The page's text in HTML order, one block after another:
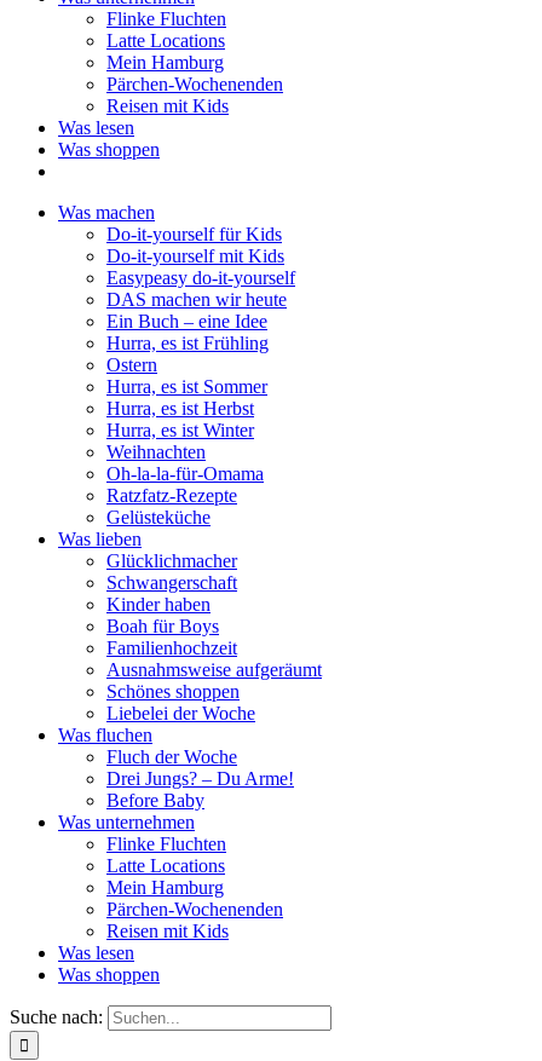
Flinke Fluchten
Latte Locations
Mein Hamburg
Pärchen-Wochenenden
Reisen mit Kids
Was lesen
Was shoppen
Was machen
Do-it-yourself für Kids
Do-it-yourself mit Kids
Easypeasy do-it-yourself
DAS machen wir heute
Ein Buch – eine Idee
Hurra, es ist Frühling
Ostern
Hurra, es ist Sommer
Hurra, es ist Herbst
Hurra, es ist Winter
Weihnachten
Oh-la-la-für-Omama
Ratzfatz-Rezepte
Gelüsteküche
Was lieben
Glücklichmacher
Schwangerschaft
Kinder haben
Boah für Boys
Familienhochzeit
Ausnahmsweise aufgeräumt
Schönes shoppen
Liebelei der Woche
Was fluchen
Fluch der Woche
Drei Jungs? – Du Arme!
Before Baby
Was unternehmen
Flinke Fluchten
Latte Locations
Mein Hamburg
Pärchen-Wochenenden
Reisen mit Kids
Was lesen
Was shoppen
Suche nach: